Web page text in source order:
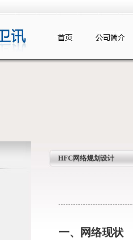
HFC网络规划设计
一、网络现状